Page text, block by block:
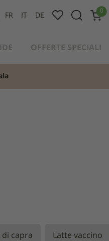
OFFERTE SPECIALI
FR DE
0
di capra Latte vaccino